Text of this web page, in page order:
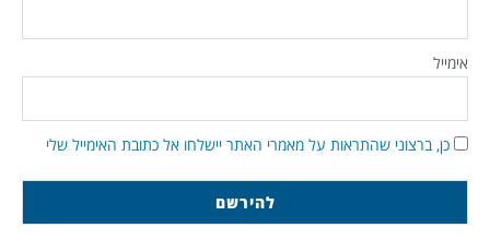
אימייל
כן, ברצוני שהתראות על מאמרי האתר יישלחו אל כתובת האימייל שלי